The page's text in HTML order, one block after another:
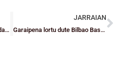
Astebururako agenda gomendagarria
JARRAIAN
Garaipena lortu dute Bilbao Basket, GDKO Ibaizabal eta Santurtzik, porrota Bidaideak eta Zornotzarentzat